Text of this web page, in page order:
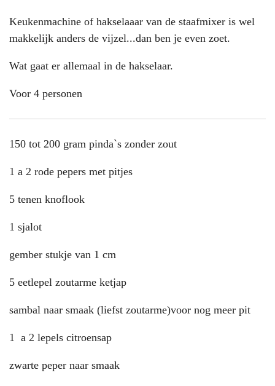
Keukenmachine of hakselaaar van de staafmixer is wel
makkelijk anders de vijzel...dan ben je even zoet.
Wat gaat er allemaal in de hakselaar.
Voor 4 personen
150 tot 200 gram pinda`s zonder zout
1 a 2 rode pepers met pitjes
5 tenen knoflook
1 sjalot
gember stukje van 1 cm
5 eetlepel zoutarme ketjap
sambal naar smaak (liefst zoutarme)voor nog meer pit
1 a 2 lepels citroensap
zwarte peper naar smaak